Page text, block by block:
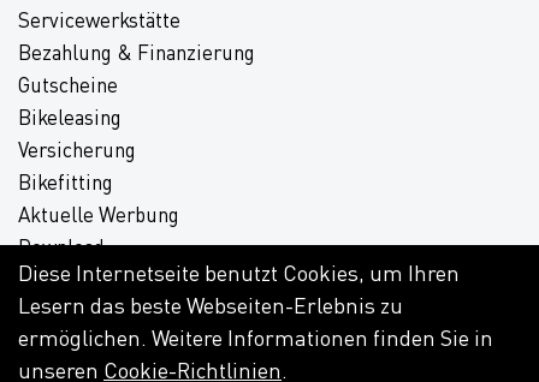
Servicewerkstätte
Bezahlung & Finanzierung
Gutscheine
Bikeleasing
Versicherung
Bikefitting
Aktuelle Werbung
Download
Diese Internetseite benutzt Cookies, um Ihren
Lesern das beste Webseiten-Erlebnis zu
ermöglichen. Weitere Informationen finden Sie in
unseren Cookie-Richtlinien.